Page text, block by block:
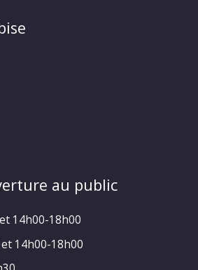
au public
14h00-18h00
14h00-18h00